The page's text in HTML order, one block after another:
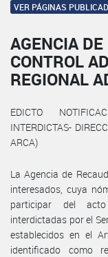
VER PÁGINAS
AGENCIA
CONTROL
REGIONAL
EDICTO
INTERDICTAS-
ARCA)
La Agencia de
interesados, cuya
participar del
interdictadas por el
establecidos en el
identificado como